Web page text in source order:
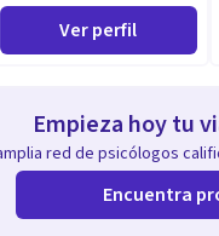
Ver perfil
Empieza hoy tu
red de psicólogos
Encuentra